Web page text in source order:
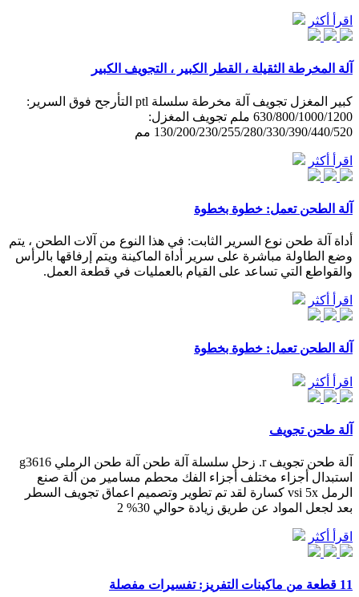
اقرأ أكثر
آلة المخرطة الثقيلة ، القطر الكبير ، التجويف الكبير
كبير المغزل تجويف آلة مخرطة سلسلة ptl التأرجح فوق السرير:
630/800/1000/1200 ملم تجويف المغزل:
130/200/230/255/280/330/390/440/520 مم
اقرأ أكثر
آلة الطحن تعمل: خطوة بخطوة
أداة آلة طحن نوع السرير الثابت: في هذا النوع من آلات الطحن ، يتم
وضع الطاولة مباشرة على سرير أداة الماكينة ويتم إرفاقها بالرأس
والقواطع التي تساعد على القيام بالعمليات في قطعة العمل.
اقرأ أكثر
آلة الطحن تعمل: خطوة بخطوة
اقرأ أكثر
آلة طحن تجويف
آلة طحن تجويف r. زحل سلسلة آلة طحن آلة طحن الرملي g3616
استبدال أجزاء مختلف أجزاء الفك محطم مسامير من آلة صنع
الرمل vsi 5x كسارة لقد تم تطوير وتصميم اعماق تجويف السطر
بعد لجعل المواد عن طريق زيادة حوالي 30% 2
اقرأ أكثر
11 قطعة من ماكينات التفريز: تفسيرات مفصلة